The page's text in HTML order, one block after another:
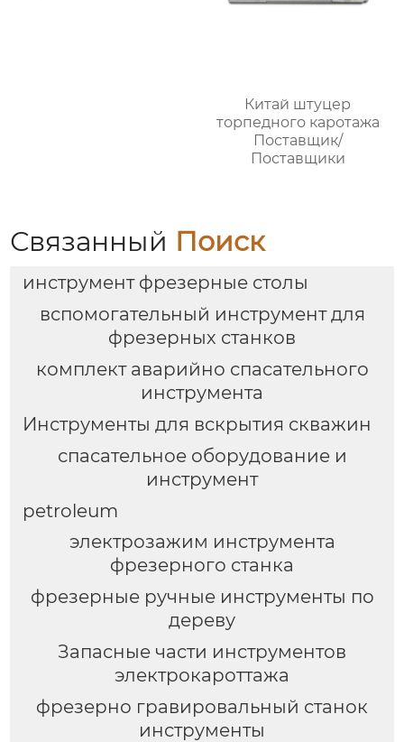
Китай штуцер
торпедного каротажа
Поставщик/
Поставщики
Связанный Поиск
инструмент фрезерные столы
вспомогательный инструмент для
фрезерных станков
комплект аварийно спасательного
инструмента
Инструменты для вскрытия скважин
спасательное оборудование и
инструмент
petroleum
электрозажим инструмента
фрезерного станка
фрезерные ручные инструменты по
дереву
Запасные части инструментов
электрокароттажа
фрезерно гравировальный станок
инструменты